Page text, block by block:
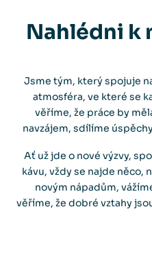
Nahlédni k
Jsme tým, který spojuje
atmosféra, ve které se
věříme, že práce by
navzájem, sdílíme
Ať už jde o nové výzvy,
kávu, vždy se najde něco,
novým nápadům,
věříme, že dobré vztahy